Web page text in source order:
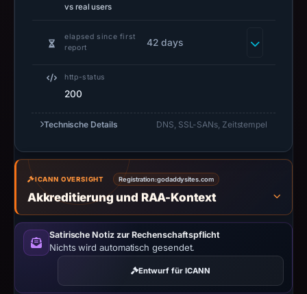
11:42
results
not
establish
safety.
Context:
registrar
GoDaddy.com,
LLC,
vs real users
elapsed since first
report
42 days
http-status
200
Technische Details DNS, SSL-SANs, Zeitstempel
ICANN OVERSIGHT Registration:godaddysites.com
Akkreditierung und RAA-Kontext
Satirische Notiz zur Rechenschaftspflicht
Nichts wird automatisch gesendet.
Entwurf für ICANN